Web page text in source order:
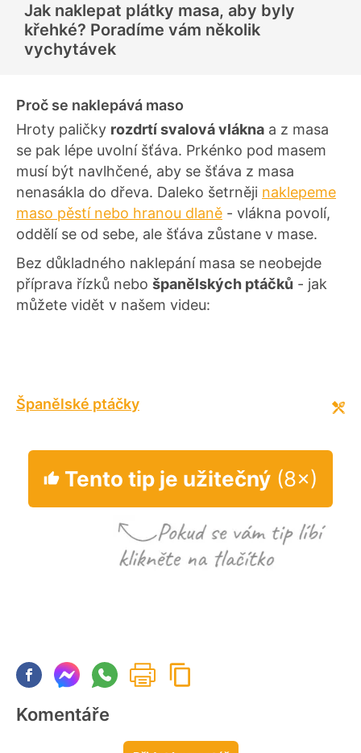
n
o
c
n
Jak naklepat plátky masa, aby byly
křehké? Poradíme vám několik
vychytávek
Proč se naklepává maso
Hroty paličky rozdrtí svalová vlákna a z masa
se pak lépe uvolní šťáva. Prkénko pod masem
musí být navlhčené, aby se šťáva z masa
nenasákla do dřeva. Daleko šetrněji naklepeme
maso pěstí nebo hranou dlaně - vlákna povolí,
oddělí se od sebe, ale šťáva zůstane v mase.
Bez důkladného naklepání masa se neobejde
příprava řízků nebo španělských ptáčků - jak
můžete vidět v našem videu:
Španělské ptáčky
Tento tip je užitečný (8×)
Komentáře